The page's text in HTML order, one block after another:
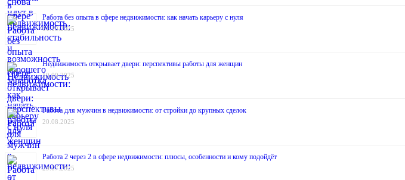
Работа без опыта в сфере недвижимости: как начать карьеру с нуля
01.10.2025
Недвижимость открывает двери: перспективы работы для женщин
10.09.2025
Работа для мужчин в недвижимости: от стройки до крупных сделок
20.08.2025
Работа 2 через 2 в сфере недвижимости: плюсы, особенности и кому подойдёт
29.07.2025